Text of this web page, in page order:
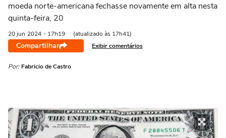
moeda norte-americana fechasse novamente em alta nesta
quinta-feira, 20
20 jun 2024 - 17h19 (atualizado às 17h41)
Compartilhar Exibir comentários
Por: Fabricio de Castro